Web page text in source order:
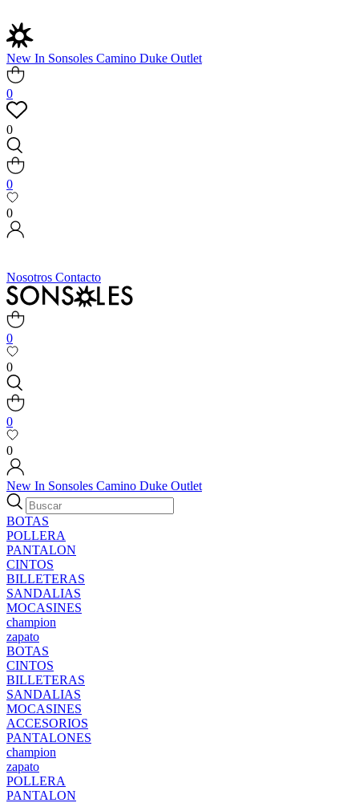
New In Sonsoles Camino Duke Outlet
0
0
0
0
Nosotros Contacto
0
0
0
0
New In Sonsoles Camino Duke Outlet
BOTAS
POLLERA
PANTALON
CINTOS
BILLETERAS
SANDALIAS
MOCASINES
champion
zapato
BOTAS
CINTOS
BILLETERAS
SANDALIAS
MOCASINES
ACCESORIOS
PANTALONES
champion
zapato
POLLERA
PANTALON